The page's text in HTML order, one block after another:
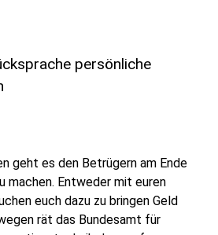
persönliche
geht es den Betrügern am Ende
machen. Entweder mit euren
euch dazu zu bringen Geld
rät das Bundesamt für